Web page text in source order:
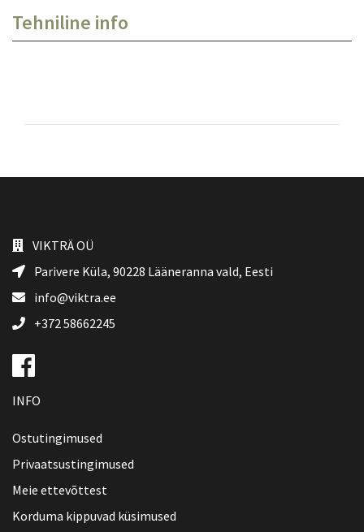
Tehniline info
VIKTRÄ OÜ
Parivere Küla, 90228 Lääneranna vald, Eesti
info@viktra.ee
+372 58662245
INFO
Ostutingimused
Privaatsustingimused
Meie ettevõttest
Korduma kippuvad küsimused